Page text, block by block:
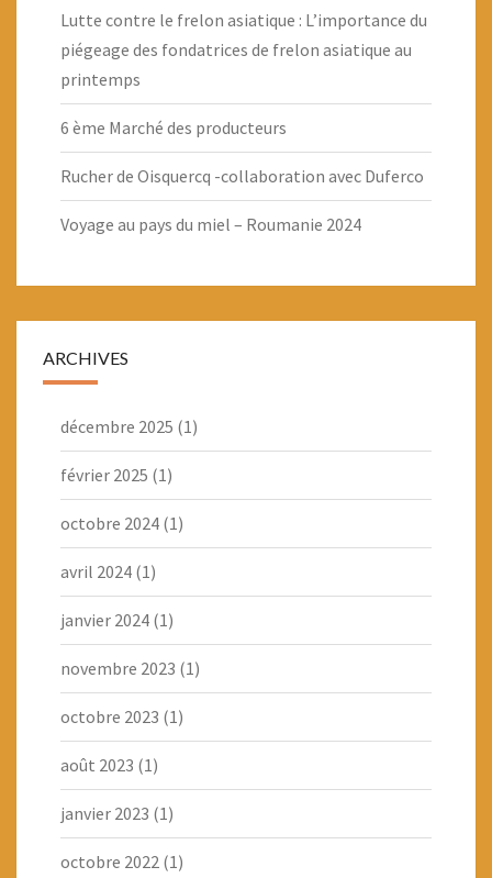
Lutte contre le frelon asiatique : L’importance du
piégeage des fondatrices de frelon asiatique au
printemps
6 ème Marché des producteurs
Rucher de Oisquercq -collaboration avec Duferco
Voyage au pays du miel – Roumanie 2024
ARCHIVES
décembre 2025 (1)
février 2025 (1)
octobre 2024 (1)
avril 2024 (1)
janvier 2024 (1)
novembre 2023 (1)
octobre 2023 (1)
août 2023 (1)
janvier 2023 (1)
octobre 2022 (1)